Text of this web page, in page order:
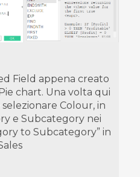
Field appena creato
chart. Una volta qui
Colour, in
e Subcategory nei
to Subcategory” in